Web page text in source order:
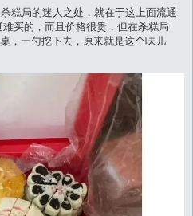
糕局的迷人之处，就在于这上面流通
买的，而且价格很贵，但在杀糕局
，一勺挖下去，原来就是这个味儿